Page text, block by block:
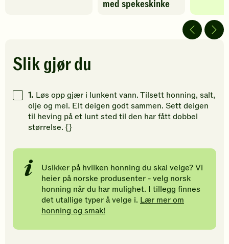
stjerner.
Klikk
å
gi
vurdering.
har
gi
din
vurdering.
med spekeskinke
fått
4
av
gi
din
Slik gjør du
1. Løs opp gjær i lunkent vann. Tilsett honning, salt,
olje og mel. Elt deigen godt sammen. Sett deigen
til heving på et lunt sted til den har fått dobbel
størrelse. {}
Usikker på hvilken honning du skal velge? Vi
heier på norske produsenter - velg norsk
honning når du har mulighet. I tillegg finnes
det utallige typer å velge i. Lær mer om
honning og smak!